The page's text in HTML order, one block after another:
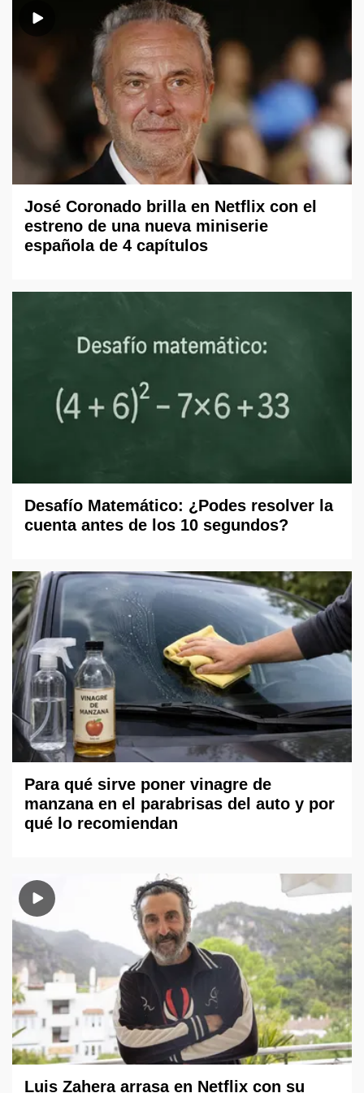
José Coronado brilla en Netflix con el
estreno de una nueva miniserie
española de 4 capítulos
Desafío Matemático: ¿Podes resolver la
cuenta antes de los 10 segundos?
Para qué sirve poner vinagre de
manzana en el parabrisas del auto y por
qué lo recomiendan
Luis Zahera arrasa en Netflix con su